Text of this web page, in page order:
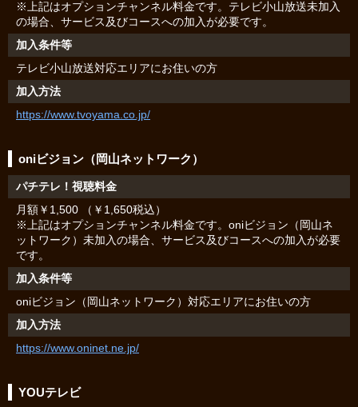
※上記はオプションチャンネル料金です。テレビ小山放送未加入
の場合、サービス及びコースへの加入が必要です。
加入条件等
テレビ小山放送対応エリアにお住いの方
加入方法
https://www.tvoyama.co.jp/
oniビジョン（岡山ネットワーク）
パチテレ！視聴料金
月額￥1,500 （￥1,650税込）
※上記はオプションチャンネル料金です。oniビジョン（岡山ネ
ットワーク）未加入の場合、サービス及びコースへの加入が必要
です。
加入条件等
oniビジョン（岡山ネットワーク）対応エリアにお住いの方
加入方法
https://www.oninet.ne.jp/
YOUテレビ